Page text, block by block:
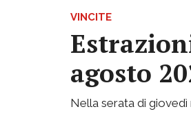
VINCITE
agosto
Nella serata di giovedì